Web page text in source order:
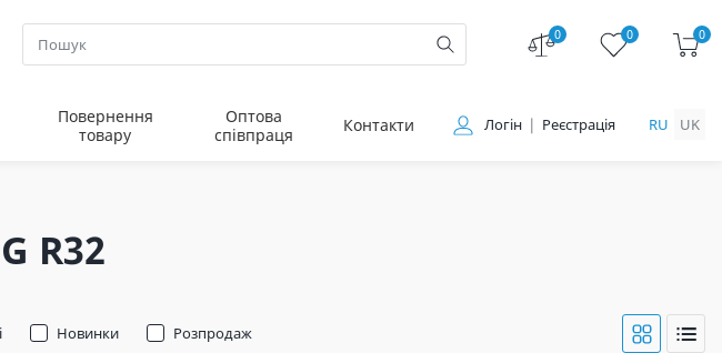
0 0 0
Повернення
товару
Оптова
співпраця
Контакти Логін Реєстрація RU UK
R32
Новинки Розпродаж